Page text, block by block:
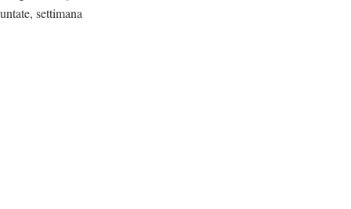
settimana